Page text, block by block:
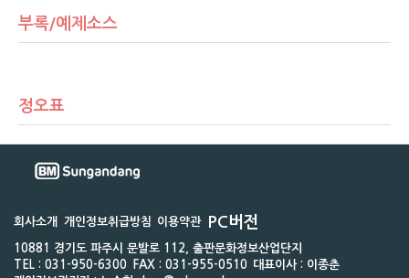
부록/예제소스
정오표
회사소개 개인정보취급방침 이용약관 PC버전
10881 경기도 파주시 문발로 112, 출판문화정보산업단지
TEL : 031-950-6300
FAX : 031-955-0510
대표이사 : 이종춘